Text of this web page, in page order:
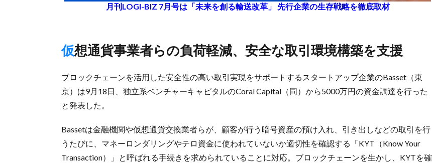
月刊LOGI-BIZ 7月号は「未来を創る輸送改革」 先行企業の生存戦略を徹底取材
仮想通貨事業者らの負荷軽減、安全な取引環境構築を支援
ブロックチェーンを活用した安全性の高い取引実現をサポートするスタートアップ企業のBasset（東
京）は9月18日、独立系ベンチャーキャピタルのCoral Capital（同）から5000万円の資金調達を行った
と発表した。
Bassetは金融機関や仮想通貨交換業者らが、顧客が行う暗号資産の預け入れ、引き出しなどの取引を行
うたびに、マネーロンダリングやテロ資金に使われていないか適切性を確認する「KYT（Know Your
Transaction）」と呼ばれる手続きを求められていることに対応。ブロックチェーンを生かし、KYTを確